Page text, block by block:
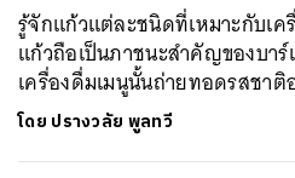
รู้จักแก้วแต่ละชนิดที่เหมาะกับเค
แก้วถือเป็นภาชนะสำคัญของบา
เครื่องดื่มเมนูนั้นถ่ายทอดรสชา
โดย ปรางวลัย พูลทวี